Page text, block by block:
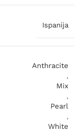
Ispanija
Anthracite
,
Mix
,
Pearl
,
White